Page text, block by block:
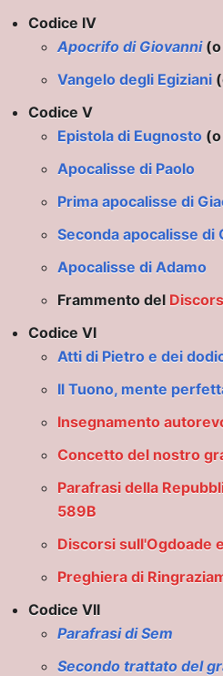
Codice IV
Apocrifo di Giovanni(o
Vangelo degli Egiziani
Codice V
Epistola di Eugnosto
Apocalisse di Paolo
Prima apocalisse di
Seconda apocalisse di
Apocalisse di Adamo
Frammento del
Codice VI
Atti di Pietro e dei
Il Tuono, mente
Insegnamento
Concetto del nostro
Parafrasi della
589B
Discorsi sull'Ogdoade
Preghiera di
Codice VII
Parafrasi di Sem
Secondo trattato del
E FUNZIONI